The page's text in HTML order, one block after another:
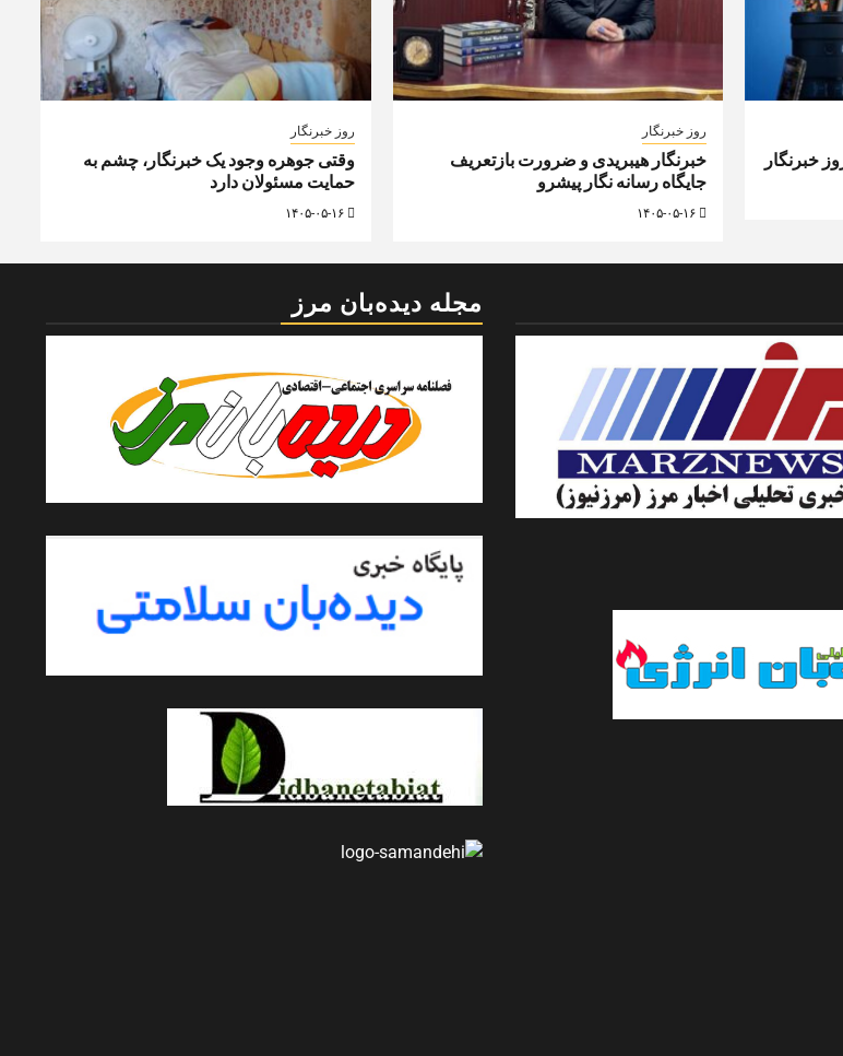
خبرنگار
روز خبرنگار
خبرنگار هیبریدی و ضرورت بازتعریف
جایگاه رسانه ‌نگار پیشرو
روز خبرنگار
وقتی جوهره وجود یک خبرنگار، چشم به
حمایت مسئولان دارد
۱۴۰۵-۰۵-۱۶
مجله دیده‌بان مرز